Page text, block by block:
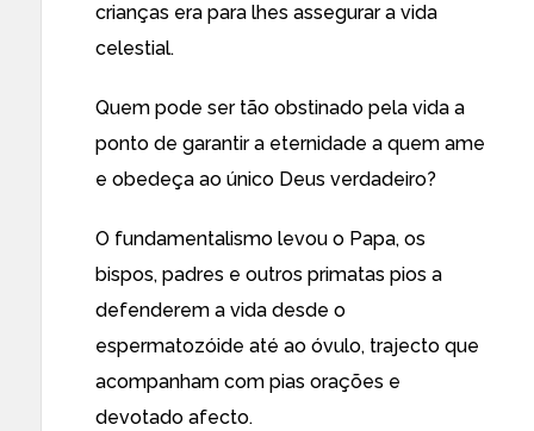
crianças era para lhes assegurar a vida
celestial.
Quem pode ser tão obstinado pela vida a
ponto de garantir a eternidade a quem ame
e obedeça ao único Deus verdadeiro?
O fundamentalismo levou o Papa, os
bispos, padres e outros primatas pios a
defenderem a vida desde o
espermatozóide até ao óvulo, trajecto que
acompanham com pias orações e
devotado afecto.